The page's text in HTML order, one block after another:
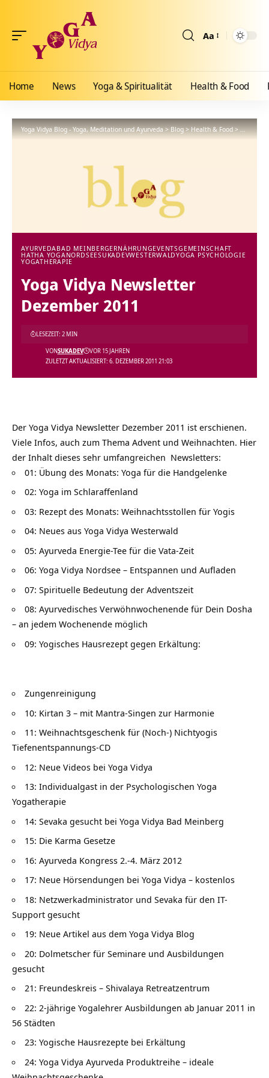
Aa
Home News Yoga & Spiritualität Health & Food
Yoga Vidya Blog - Yoga, Meditation und Ayurveda>Blog>Health & Food>Ayurveda
AYURVEDABAD MEINBERGERNÄHRUNGEVENTSGEMEINSCHAFT
HATHA YOGANORDSEESUKADEVWESTERWALDYOGA PSYCHOLOGIE
YOGATHERAPIE
Yoga Vidya Newsletter
Dezember 2011
ZULETZT AKTUALISIERT: 6. DEZEMBER 2011 21:03
VONSUKADEV VOR 15 JAHREN
LESEZEIT: 2 MIN
Der Yoga Vidya Newsletter Dezember 2011 ist erschienen.
Viele Infos, auch zum Thema Advent und Weihnachten. Hier
der Inhalt dieses sehr umfangreichen Newsletters:
01: Übung des Monats: Yoga für die Handgelenke
02: Yoga im Schlaraffenland
03: Rezept des Monats: Weihnachtsstollen für Yogis
04: Neues aus Yoga Vidya Westerwald
05: Ayurveda Energie-Tee für die Vata-Zeit
06: Yoga Vidya Nordsee – Entspannen und Aufladen
07: Spirituelle Bedeutung der Adventszeit
08: Ayurvedisches Verwöhnwochenende für Dein Dosha
– an jedem Wochenende möglich
09: Yogisches Hausrezept gegen Erkältung:
Zungenreinigung
10: Kirtan 3 – mit Mantra-Singen zur Harmonie
11: Weihnachtsgeschenk für (Noch-) Nichtyogis
Tiefenentspannungs-CD
12: Neue Videos bei Yoga Vidya
13: Individualgast in der Psychologischen Yoga
Yogatherapie
14: Sevaka gesucht bei Yoga Vidya Bad Meinberg
15: Die Karma Gesetze
16: Ayurveda Kongress 2.-4. März 2012
17: Neue Hörsendungen bei Yoga Vidya – kostenlos
18: Netzwerkadministrator und Sevaka für den IT-
Support gesucht
19: Neue Artikel aus dem Yoga Vidya Blog
20: Dolmetscher für Seminare und Ausbildungen
gesucht
21: Freundeskreis – Shivalaya Retreatzentrum
22: 2-jährige Yogalehrer Ausbildungen ab Januar 2011 in
56 Städten
23: Yogische Hausrezepte bei Erkältung
24: Yoga Vidya Ayurveda Produktreihe – ideale